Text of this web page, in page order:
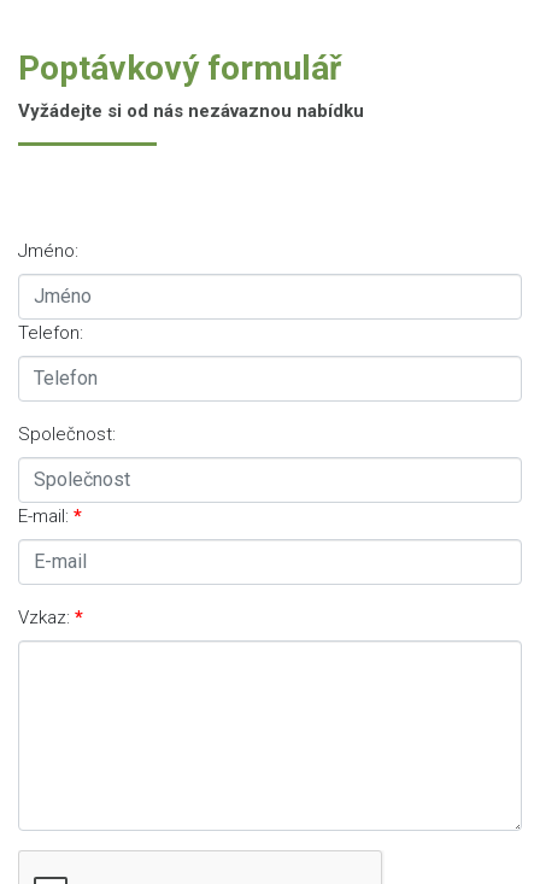
Poptávkový formulář
Vyžádejte si od nás nezávaznou nabídku
Jméno:
Telefon:
Společnost:
E-mail:
Vzkaz: